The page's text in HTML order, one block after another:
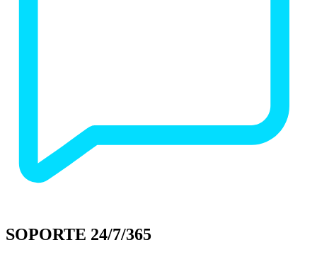
SOPORTE 24/7/365